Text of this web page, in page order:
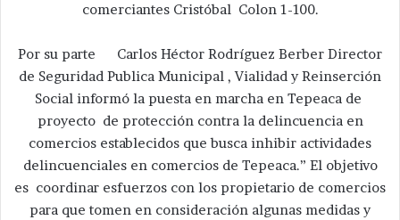
comerciantes Cristóbal Colon 1-100.
Por su parte Carlos Héctor Rodríguez Berber Director
de Seguridad Publica Municipal , Vialidad y Reinserción
Social informó la puesta en marcha en Tepeaca de
proyecto de protección contra la delincuencia en
comercios establecidos que busca inhibir actividades
delincuenciales en comercios de Tepeaca.” El objetivo
es coordinar esfuerzos con los propietario de comercios
para que tomen en consideración algunas medidas y